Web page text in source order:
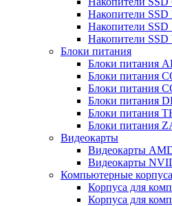
Накопители
Накопители
Накопители
Блоки питания
Блоки питания
Блоки питания
Блоки питания
Блоки питания
Блоки питания
Блоки питания
Видеокарты
Видеокарты
Видеокарты
Компьютерные корпуса
Корпуса для
Корпуса для